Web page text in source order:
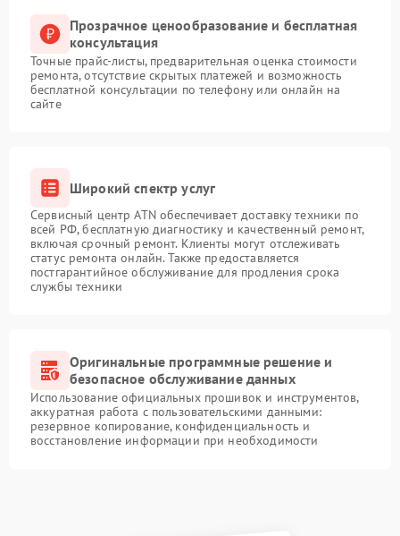
Прозрачное ценообразование и бесплатная
консультация
Точные прайс-листы, предварительная оценка стоимости
ремонта, отсутствие скрытых платежей и возможность
бесплатной консультации по телефону или онлайн на
сайте
Широкий спектр услуг
Сервисный центр ATN обеспечивает доставку техники по
всей РФ, бесплатную диагностику и качественный ремонт,
включая срочный ремонт. Клиенты могут отслеживать
статус ремонта онлайн. Также предоставляется
постгарантийное обслуживание для продления срока
службы техники
Оригинальные программные решение и
безопасное обслуживание данных
Использование официальных прошивок и инструментов,
аккуратная работа с пользовательскими данными:
резервное копирование, конфиденциальность и
восстановление информации при необходимости